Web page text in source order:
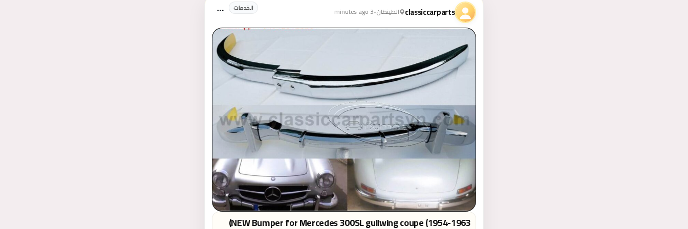
classiccarparts الطينطان•
3 minutes ago الخدمات
NEW Bumper for Mercedes 300SL gullwing coupe (1954-1963)